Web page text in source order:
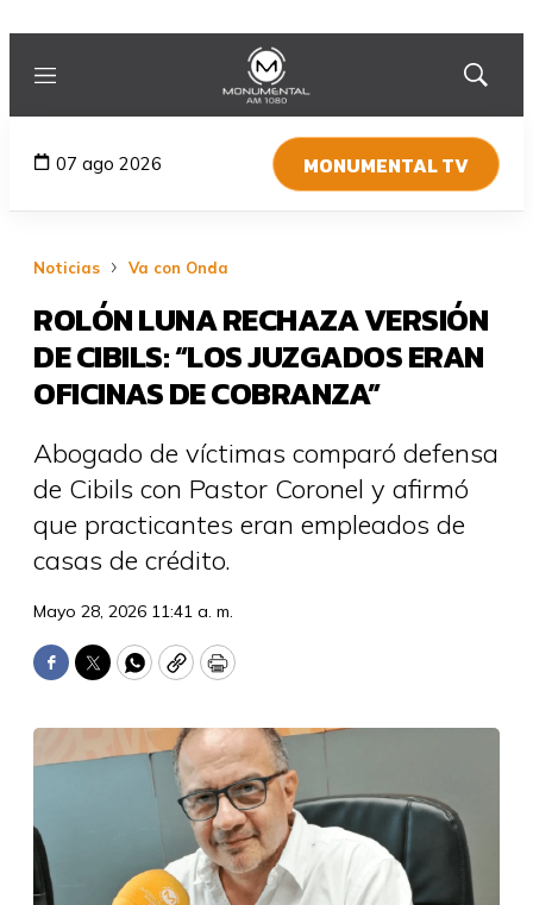
Menú
Mostrar
07 ago 2026 MONUMENTAL TV
Noticias Va con Onda
ROLÓN LUNA RECHAZA VERSIÓN
DE CIBILS: “LOS JUZGADOS ERAN
OFICINAS DE COBRANZA”
Abogado de víctimas comparó defensa
de Cibils con Pastor Coronel y afirmó
que practicantes eran empleados de
casas de crédito.
Mayo 28, 2026 11:41 a. m.
Facebook
TwitterWhatsApp
CopyPrint